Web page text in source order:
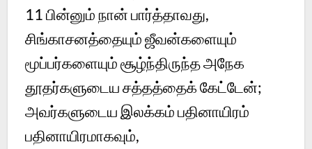
11பின்னும் நான் பார்த்தாவது,
சிங்காசனத்தையும் ஜீவன்களையும்
மூப்பர்களையும் சூழ்ந்திருந்த அநேக
தூதர்களுடைய சத்தத்தைக் கேட்டேன்;
அவர்களுடைய இலக்கம் பதினாயிரம்
பதினாயிரமாகவும்,